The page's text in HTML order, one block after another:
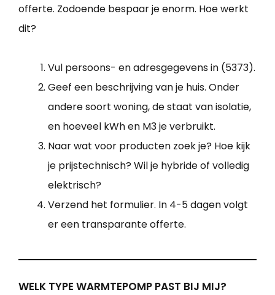
offerte. Zodoende bespaar je enorm. Hoe werkt
dit?
Vul persoons- en adresgegevens in (5373).
Geef een beschrijving van je huis. Onder
andere soort woning, de staat van isolatie,
en hoeveel kWh en M3 je verbruikt.
Naar wat voor producten zoek je? Hoe kijk
je prijstechnisch? Wil je hybride of volledig
elektrisch?
Verzend het formulier. In 4-5 dagen volgt
er een transparante offerte.
WELK TYPE WARMTEPOMP PAST BIJ MIJ?